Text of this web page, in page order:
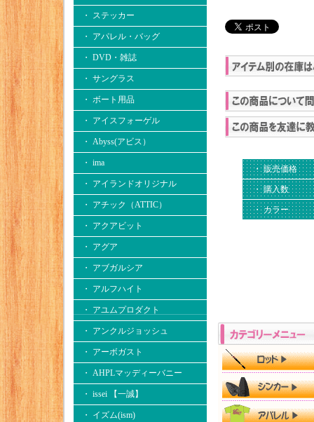
・ ステッカー
・ アパレル・バッグ
・ DVD・雑誌
・ サングラス
・ ボート用品
・ アイスフォーゲル
・ Abyss(アビス）
・ ima
・ アイランドオリジナル
・ アチック（ATTIC）
・ アクアビット
・ アグア
・ アブガルシア
・ アルフハイト
・ アユムプロダクト
・ アンクルジョッシュ
・ アーボガスト
・ AHPLマッディーバニー
・ issei 【一誠】
・ イズム(ism)
・ 販売価格
・ 購入数
・ カラー